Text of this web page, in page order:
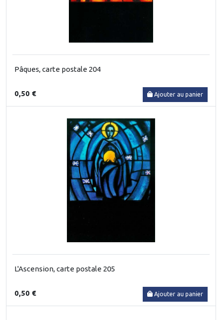
Pâques, carte postale 204
0,50 € Ajouter au panier
L'Ascension, carte postale 205
0,50 € Ajouter au panier